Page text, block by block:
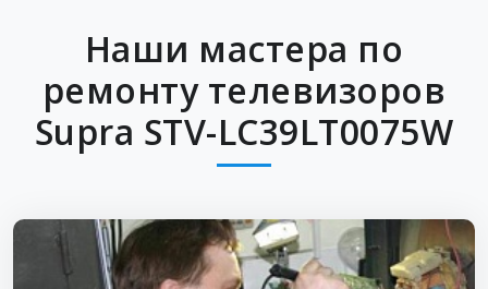
Наши мастера по
ремонту телевизоров
Supra STV-LC39LT0075W